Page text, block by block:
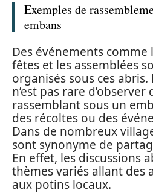
Exemples de
embans
Des événements comme
fêtes et les assemblées
organisés sous ces
n’est pas rare
rassemblant sous un
des récoltes ou des
Dans de nombreux
sont synonyme de
En effet, les discussions
thèmes variés allant des
aux potins locaux.